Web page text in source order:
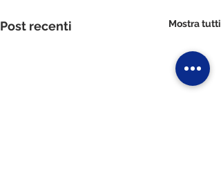
Post recenti Mostra tutti